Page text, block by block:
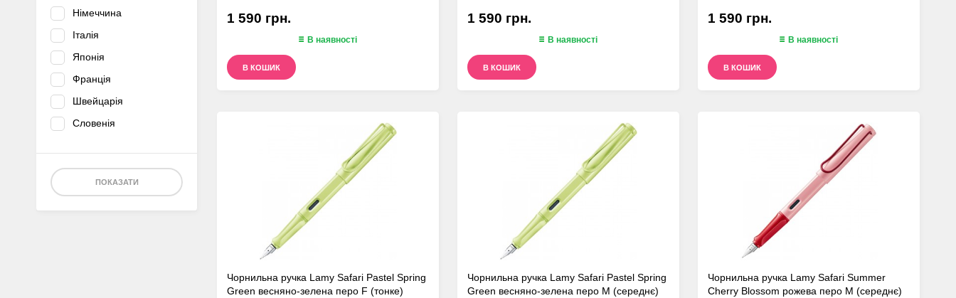
Німеччина
Італія
Японія
Франція
Швейцарія
Словенія
ПОКАЗАТИ
1 590 грн.
В наявності
В КОШИК
1 590 грн.
В наявності
В КОШИК
1 590 грн.
В наявності
В КОШИК
Чорнильна ручка Lamy Safari Pastel Spring
Green весняно-зелена перо F (тонке)
Чорнильна ручка Lamy Safari Pastel Spring
Green весняно-зелена перо M (середнє)
Чорнильна ручка Lamy Safari Summer
Cherry Blossom рожева перо M (середнє)